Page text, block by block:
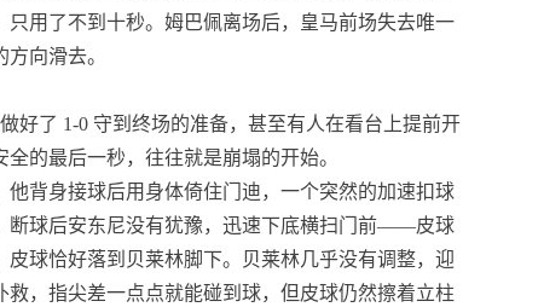
用了不到十秒。姆巴佩离场后，皇马前场失去唯一
向滑去。
好了 1-0 守到终场的准备，甚至有人在看台上提前开
的最后一秒，往往就是崩塌的开始。
背身接球后用身体倚住门迪，一个突然的加速扣球
断球后安东尼没有犹豫，迅速下底横扫门前——皮球
球恰好落到贝莱林脚下。贝莱林几乎没有调整，迎
，指尖差一点点就能碰到球，但皮球仍然擦着立柱